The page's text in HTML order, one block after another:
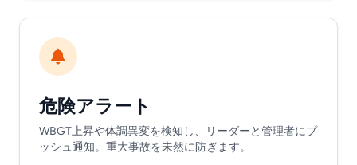
危険アラート
WBGT上昇や体調異変を検知し、リーダーと管理者にプ
ッシュ通知。重大事故を未然に防ぎます。